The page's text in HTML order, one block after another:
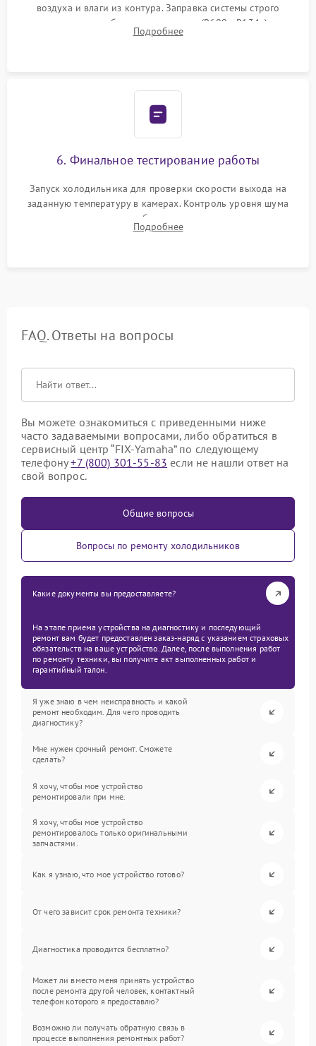
воздуха и влаги из контура. Заправка системы строго
дозированным объемом хладагента (R600a, R134a) по
электронным весам. Контроль рабочего давления в системе.
Подробнее
6. Финальное тестирование работы
Запуск холодильника для проверки скорости выхода на
заданную температуру в камерах. Контроль уровня шума
компрессора, отсутствия обмерзания стенок и корректного
срабатывания системы автоматической оттайки.
Подробнее
FAQ. Ответы на вопросы
Вы можете ознакомиться с приведенными ниже
часто задаваемыми вопросами, либо обратиться в
сервисный центр “FIX-Yamaha” по следующему
телефону+7 (800) 301-55-83 если не нашли ответ на
свой вопрос.
Общие вопросы
Вопросы по ремонту холодильников
Какие документы вы предоставляете?
На этапе приема устройства на диагностику и последующий
ремонт вам будет предоставлен заказ-наряд с указанием страховых
обязательств на ваше устройство. Далее, после выполнения работ
по ремонту техники, вы получите акт выполненных работ и
гарантийный талон.
Я уже знаю в чем неисправность и какой
ремонт необходим. Для чего проводить
диагностику?
Мне нужен срочный ремонт. Сможете
сделать?
Я хочу, чтобы мое устройство
ремонтировали при мне.
Я хочу, чтобы мое устройство
ремонтировалось только оригинальными
запчастями.
Как я узнаю, что мое устройство готово?
От чего зависит срок ремонта техники?
Диагностика проводится бесплатно?
Может ли вместо меня принять устройство
после ремонта другой человек, контактный
телефон которого я предоставлю?
Возможно ли получать обратную связь в
процессе выполнения ремонтных работ?